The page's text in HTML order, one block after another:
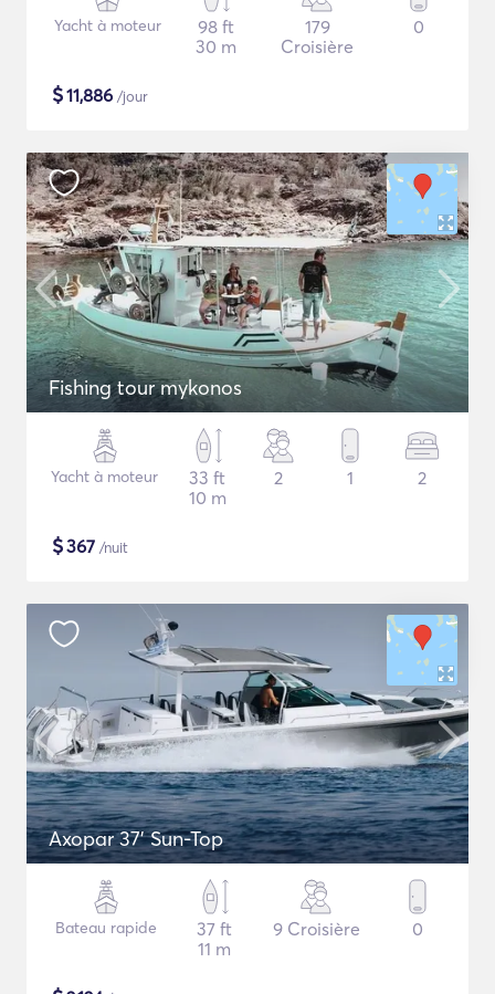
Yacht à moteur
98 ft
30 m
179
Croisière
0
$11,886 /jour
Fishing tour mykonos
Yacht à moteur
33 ft
10 m
2 1 2
$367 /nuit
Axopar 37’ Sun-Top
Bateau rapide
37 ft
11 m
9 Croisière 0